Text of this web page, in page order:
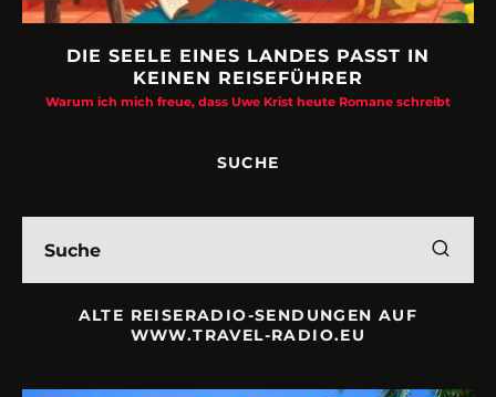
DIE SEELE EINES LANDES PASST IN
KEINEN REISEFÜHRER
Warum ich mich freue, dass Uwe Krist heute Romane schreibt
SUCHE
ALTE REISERADIO-SENDUNGEN AUF
WWW.TRAVEL-RADIO.EU